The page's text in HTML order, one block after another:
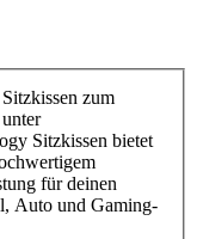
zum
Sitzkissen bietet
für deinen
Auto und Gaming-